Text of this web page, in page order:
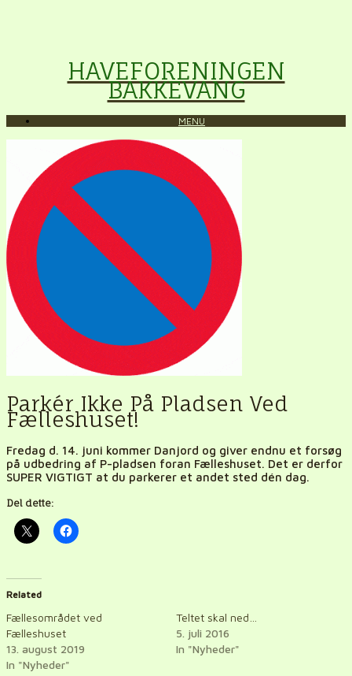
HAVEFORENINGEN
BAKKEVANG
MENU
Parkér Ikke På Pladsen Ved
Fælleshuset!
Fredag d. 14. juni kommer Danjord og giver endnu et forsøg
på udbedring af P-pladsen foran Fælleshuset. Det er derfor
SUPER VIGTIGT at du parkerer et andet sted dén dag.
Del dette:
Related
Fællesområdet ved
Fælleshuset
13. august 2019
In "Nyheder"
Teltet skal ned…
5. juli 2016
In "Nyheder"